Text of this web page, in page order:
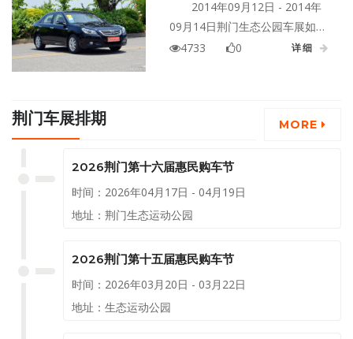
峰礼：车展期间厂家特供30台年
末超低巅峰特价车。
2014年09月12日 - 2014年
09月14日荆门生态公园车展如期
举行，有兴趣的朋友可以到现场
4733 0 详细
荆门车展排期 MORE
2026荆门第十六届惠民购车节
时间：2026年04月17日 - 04月19日
地址：荆门生态运动公园
2026荆门第十五届惠民购车节
时间：2026年03月20日 - 03月22日
地址：生态运动公园